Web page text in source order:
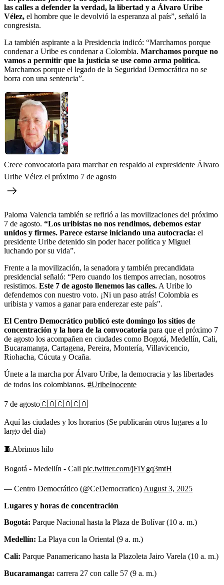
las calles a defender la verdad, la libertad y a Álvaro Uribe
Vélez, el hombre que le devolvió la esperanza al país”, señaló la
congresista.
La también aspirante a la Presidencia indicó: “Marchamos porque
condenar a Uribe es condenar a Colombia. Marchamos porque no
vamos a permitir que la justicia se use como arma política.
Marchamos porque el legado de la Seguridad Democrática no se
borra con una sentencia”.
Crece convocatoria para marchar en respaldo al expresidente Álvaro
Uribe Vélez el próximo 7 de agosto
Paloma Valencia también se refirió a las movilizaciones del próximo
7 de agosto. “Los uribistas no nos rendimos, debemos estar
unidos y firmes. Parece estarse iniciando una autocracia: el
presidente Uribe detenido sin poder hacer política y Miguel
luchando por su vida”.
Frente a la movilización, la senadora y también precandidata
presidencial señaló: “Pero cuando los tiempos arrecian, nosotros
resistimos. Este 7 de agosto llenemos las calles. A Uribe lo
defendemos con nuestro voto. ¡Ni un paso atrás! Colombia es
uribista y vamos a ganar para enderezar este país".
El Centro Democrático publicó este domingo los sitios de
concentración y la hora de la convocatoria para que el próximo 7
de agosto los acompañen en ciudades como Bogotá, Medellín, Cali,
Bucaramanga, Cartagena, Pereira, Montería, Villavicencio,
Riohacha, Cúcuta y Ocaña.
Únete a la marcha por Álvaro Uribe, la democracia y las libertades
de todos los colombianos. #UribeInocente
7 de agosto🇨🇴🇨🇴🇨🇴
Aquí las ciudades y los horarios (Se publicarán otros lugares a lo
largo del día)
🧵Abrimos hilo
Bogotá - Medellín - Cali pic.twitter.com/jFiYgq3mtH
— Centro Democrático (@CeDemocratico) August 3, 2025
Lugares y horas de concentración
Bogotá: Parque Nacional hasta la Plaza de Bolívar (10 a. m.)
Medellín: La Playa con la Oriental (9 a. m.)
Cali: Parque Panamericano hasta la Plazoleta Jairo Varela (10 a. m.)
Bucaramanga: carrera 27 con calle 57 (9 a. m.)